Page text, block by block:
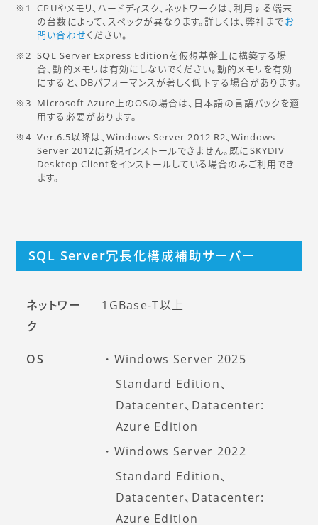
CPUやメモリ、ハードディスク、ネットワークは、利用する端末
の台数によって、スペックが異なります。詳しくは、弊社までお
問い合わせください。
SQL Server Express Editionを仮想基盤上に構築する場
合、動的メモリは有効にしないでください。動的メモリを有効
にすると、DBパフォーマンスが著しく低下する場合があります。
Microsoft Azure上のOSの場合は、日本語の言語パックを適
用する必要があります。
Ver.6.5以降は、Windows Server 2012 R2、Windows
Server 2012に新規インストールできません。既にSKYDIV
Desktop Clientをインストールしている場合のみご利用でき
ます。
SQL Server冗長化構成補助サーバー
ネットワー
ク
1GBase-T以上
OS
Windows Server 2025
Standard Edition、
Datacenter、Datacenter:
Azure Edition
Windows Server 2022
Standard Edition、
Datacenter、Datacenter:
Azure Edition